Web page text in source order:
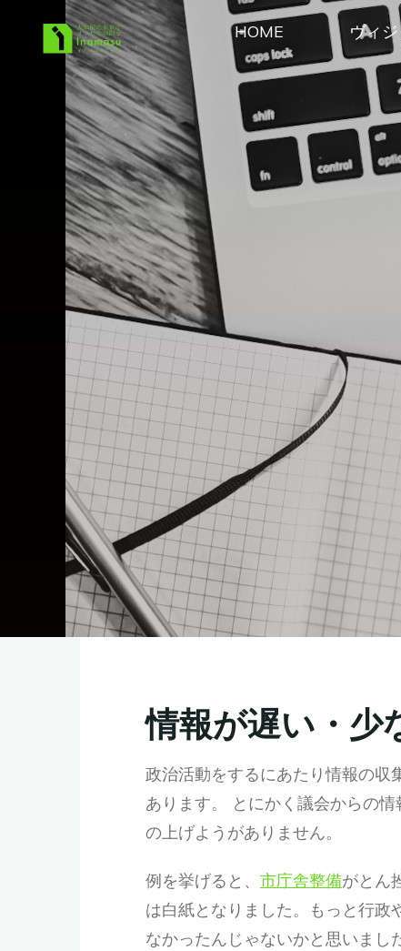
稲益あ
きひこ
Official
Site
HOME ヴィ
情報が遅い・少
政治活動をするにあたり情報の収
あります。 とにかく議会からの
の上げようがありません。
例を挙げると、 市庁舎整備がとん
は白紙となりました。もっと行政
なかったんじゃないかと思いまし